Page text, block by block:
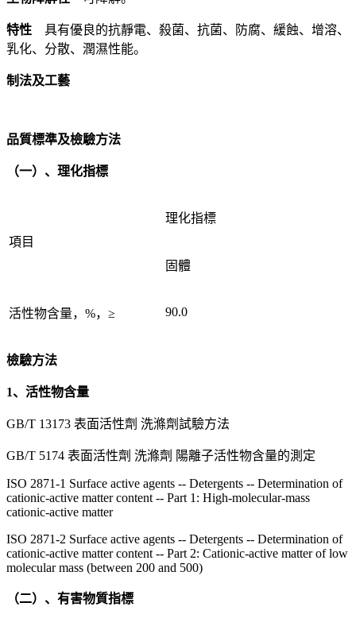
特性 具有優良的抗靜電、殺菌、抗菌、防腐、緩蝕、增溶、
乳化、分散、潤濕性能。
制法及工藝
品質標準及檢驗方法
（一）、理化指標
項目
理化指標
固體
活性物含量，%，≥ 90.0
檢驗方法
1、活性物含量
GB/T 13173 表面活性劑 洗滌劑試驗方法
GB/T 5174 表面活性劑 洗滌劑 陽離子活性物含量的測定
ISO 2871-1 Surface active agents -- Detergents -- Determination of
cationic-active matter content -- Part 1: High-molecular-mass
cationic-active matter
ISO 2871-2 Surface active agents -- Detergents -- Determination of
cationic-active matter content -- Part 2: Cationic-active matter of low
molecular mass (between 200 and 500)
（二）、有害物質指標